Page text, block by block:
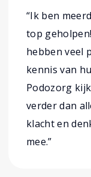
“Ik ben
top
hebben veel
kennis van
Podozorg
verder dan
klacht en
mee.”